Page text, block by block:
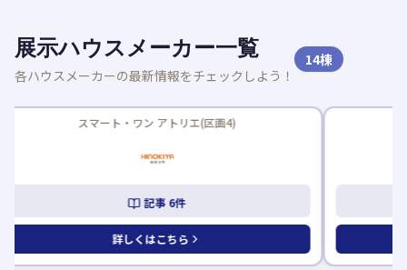
展示ハウスメーカー一覧
各ハウスメーカーの最新情報をチェックしよう！
14棟
新着記事あり イズ(区画14)
詳しくはこちら